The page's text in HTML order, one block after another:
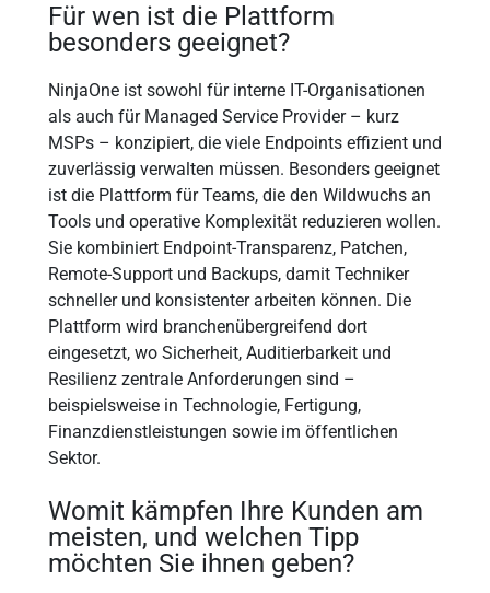
Für wen ist die Plattform
besonders geeignet?
NinjaOne ist sowohl für interne IT-Organisationen
als auch für Managed Service Provider – kurz
MSPs – konzipiert, die viele Endpoints effizient und
zuverlässig verwalten müssen. Besonders geeignet
ist die Plattform für Teams, die den Wildwuchs an
Tools und operative Komplexität reduzieren wollen.
Sie kombiniert Endpoint-Transparenz, Patchen,
Remote-Support und Backups, damit Techniker
schneller und konsistenter arbeiten können. Die
Plattform wird branchenübergreifend dort
eingesetzt, wo Sicherheit, Auditierbarkeit und
Resilienz zentrale Anforderungen sind –
beispielsweise in Technologie, Fertigung,
Finanzdienstleistungen sowie im öffentlichen
Sektor.
Womit kämpfen Ihre Kunden am
meisten, und welchen Tipp
möchten Sie ihnen geben?